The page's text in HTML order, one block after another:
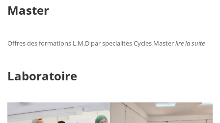
Master
Offres des formations L.M.D par specialites Cycles Masterlire la suite
Laboratoire